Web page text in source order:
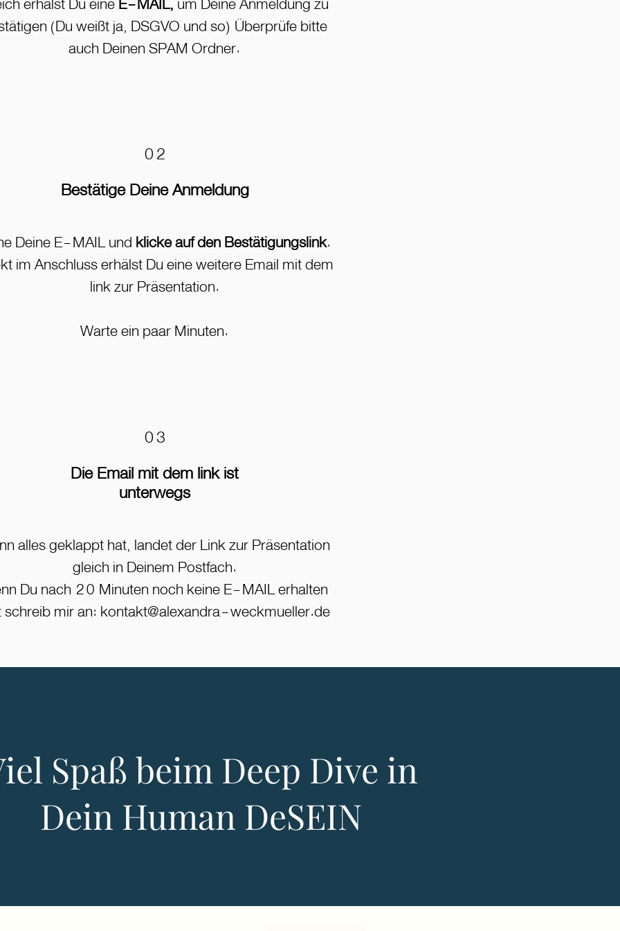
erhälst Du eine E-MAIL, um Deine Anmeldung zu
(Du weißt ja, DSGVO und so) Überprüfe bitte
auch Deinen SPAM Ordner.
02
Bestätige Deine Anmeldung
Deine E-MAIL und klicke auf den Bestätigungslink.
im Anschluss erhälst Du eine weitere Email mit dem
link zur Präsentation.
Warte ein paar Minuten.
03
Die Email mit dem link ist
unterwegs
alles geklappt hat, landet der Link zur Präsentation
gleich in Deinem Postfach.
Du nach 20 Minuten noch keine E-MAIL erhalten
schreib mir an: kontakt@alexandra-weckmueller.de
Spaß beim Deep Dive in
Dein Human DeSEIN